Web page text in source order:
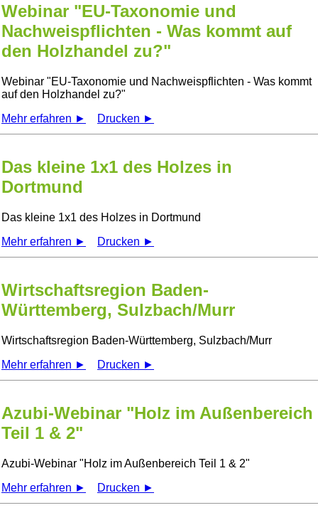
Webinar "EU-Taxonomie und
Nachweispflichten - Was kommt auf
den Holzhandel zu?"
Webinar
EU-Taxonomie und Nachweispflichten - Was kommt
auf den Holzhandel zu?
Mehr erfahren ►
Drucken ►
Das kleine 1x1 des Holzes in
Dortmund
Das kleine 1x1 des Holzes in Dortmund
Mehr erfahren ►
Drucken ►
Wirtschaftsregion Baden-
Württemberg, Sulzbach/Murr
Wirtschaftsregion Baden-Württemberg, Sulzbach/Murr
Mehr erfahren ►
Drucken ►
Azubi-Webinar "Holz im Außenbereich
Teil 1 & 2"
Azubi-Webinar
Holz im Außenbereich Teil 1 & 2
Mehr erfahren ►
Drucken ►